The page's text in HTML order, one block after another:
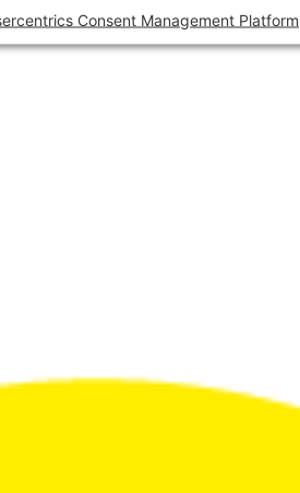
Consent Management Platform